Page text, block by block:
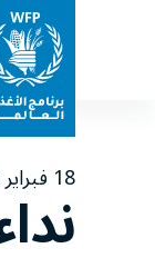
18 فبراير 2006